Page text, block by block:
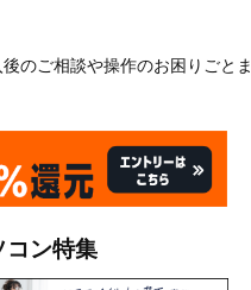
のご相談や操作のお困りごと
コン特集